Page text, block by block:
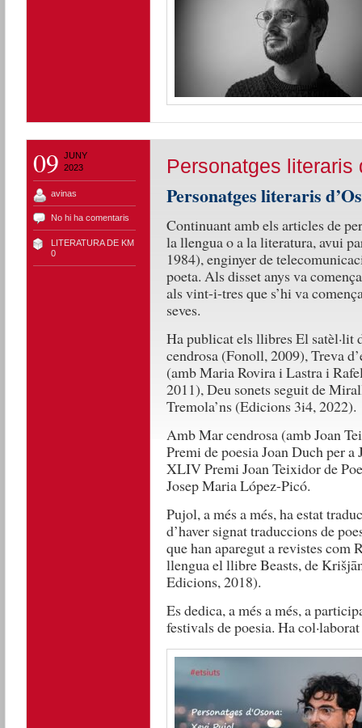
09 JUNY
2023
avinas
No hi ha comentaris
LITERATURA DE KM
0
Personatges literaris
Personatges literaris
Continuant amb els articles de
la llengua o a la literatura, avui
1984), enginyer de
poeta. Als disset anys va
als vint-i-tres que s’hi va
seves.
Ha publicat els llibres El satèl·lit
cendrosa (Fonoll, 2009), Treva
(amb Maria Rovira i Lastra i
2011), Deu sonets seguit de
Tremola’ns (Edicions 3i4, 2022).
Amb Mar cendrosa (amb Joan
Premi de poesia Joan Duch per
XLIV Premi Joan Teixidor de
Josep Maria López-Picó.
Pujol, a més a més, ha estat
d’haver signat traduccions de
que han aparegut a revistes com
llengua el llibre Beasts, de
Edicions, 2018).
Es dedica, a més a més, a
festivals de poesia. Ha